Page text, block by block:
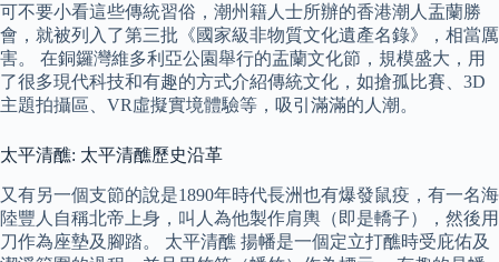
可不要小看這些傳統習俗，潮州籍人士所辦的香港潮人盂蘭勝
會，就被列入了第三批《國家級非物質文化遺產名錄》，相當厲
害。 在銅鑼灣維多利亞公園舉行的盂蘭文化節，規模盛大，用
了很多現代科技和有趣的方式介紹傳統文化，如搶孤比賽、3D
主題拍攝區、VR虛擬實境體驗等，吸引滿滿的人潮。
太平清醮: 太平清醮歷史沿革
又有另一個支節的說是1890年時代長洲也有爆發鼠疫，有一名海
陸豐人自稱北帝上身，叫人為他製作肩輿（即是轎子），然後用
刀作為座墊及腳踏。 太平清醮 揚幡是一個定立打醮時受庇佑及